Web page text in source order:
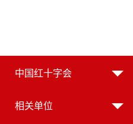
中国红十字会
相关单位